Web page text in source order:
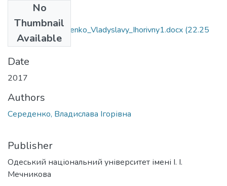
No
Thumbnail
Available
6.040102_Seredenko_Vladyslavy_Ihorivny1.docx (22.25
KB)
Date
2017
Authors
Середенко, Владислава Ігорівна
Publisher
Одеський національний університет імені І. І.
Мечникова